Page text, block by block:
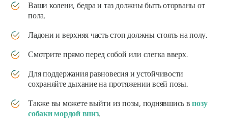
Ваши колени, бедра и таз должны быть оторваны от
пола.
Ладони и верхняя часть стоп должны стоять на полу.
Смотрите прямо перед собой или слегка вверх.
Для поддержания равновесия и устойчивости
сохраняйте дыхание на протяжении всей позы.
Также вы можете выйти из позы, поднявшись впозу
собаки мордой вниз.